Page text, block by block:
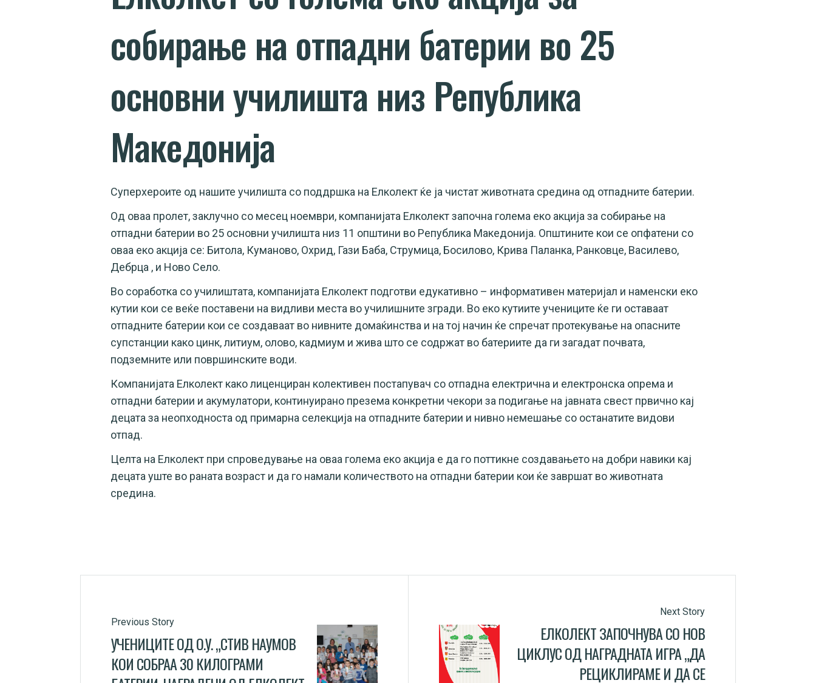
собирање на отпадни батерии во 25
основни училишта низ Република
Македонија
Суперхероите од нашите училишта со поддршка на Елколект ќе ја чистат животната средина од отпадните батерии.
Од оваа пролет, заклучно со месец ноември, компанијата Елколект започна голема еко акција за собирање на
отпадни батерии во 25 основни училишта низ 11 општини во Република Македонија. Општините кои се опфатени со
оваа еко акција се: Битола, Куманово, Охрид, Гази Баба, Струмица, Босилово, Крива Паланка, Ранковце, Василево,
Дебрца , и Ново Село.
Во соработка со училиштата, компанијата Елколект подготви едукативно – информативен материјал и наменски еко
кутии кои се веќе поставени на видливи места во училишните згради. Во еко кутиите учениците ќе ги оставаат
отпадните батерии кои се создаваат во нивните домаќинства и на тој начин ќе спречат протекување на опасните
супстанции како цинк, литиум, олово, кадмиум и жива што се содржат во батериите да ги загадат почвата,
подземните или површинските води.
Компанијата Елколект како лиценциран колективен постапувач со отпадна електрична и електронска опрема и
отпадни батерии и акумулатори, континуирано презема конкретни чекори за подигање на јавната свест првично кај
децата за неопходноста од примарна селекција на отпадните батерии и нивно немешање со останатите видови
отпад.
Целта на Елколект при спроведување на оваа голема еко акција е да го поттикне создавањето на добри навики кај
децата уште во раната возраст и да го намали количеството на отпадни батерии кои ќе завршат во животната
средина.
Previous Story
УЧЕНИЦИТЕ ОД О.У. „СТИВ НАУМОВ
КОИ СОБРАА 30 КИЛОГРАМИ
Next Story
ЕЛКОЛЕКТ ЗАПОЧНУВА СО НОВ
ЦИКЛУС ОД НАГРАДНАТА ИГРА „ДА
РЕЦИКЛИРАМЕ И ДА СЕ